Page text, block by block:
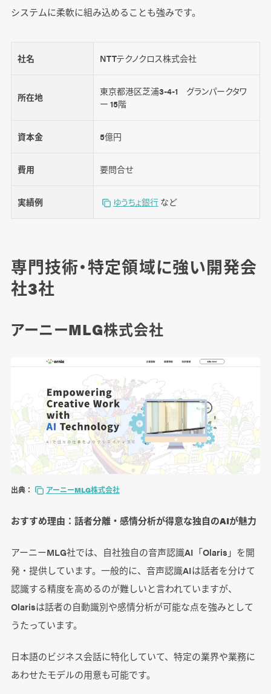
システムに柔軟に組み込めることも強みです。
社名 NTTテクノクロス株式会社
所在地
東京都港区芝浦3-4-1 グランパークタワ
ー 15階
資本金 5億円
費用 要問合せ
実績例 ゆうちょ銀行など
専門技術・特定領域に強い開発会
社3社
アーニーMLG株式会社
出典： アーニーMLG株式会社
おすすめ理由：話者分離・感情分析が得意な独自のAIが魅力
アーニーMLG社では、自社独自の音声認識AI「Olaris」を開
発・提供しています。一般的に、音声認識AIは話者を分けて
認識する精度を高めるのが難しいと言われていますが、
Olarisは話者の自動識別や感情分析が可能な点を強みとして
うたっています。
日本語のビジネス会話に特化していて、特定の業界や業務に
あわせたモデルの用意も可能です。